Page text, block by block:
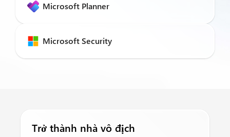
Microsoft Planner
Microsoft Security
Trở thành nhà vô địch